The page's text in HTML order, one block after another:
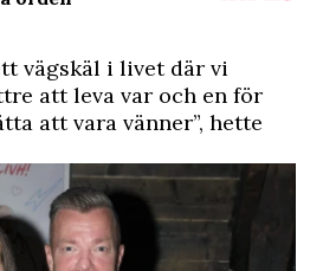
vägskäl i livet där vi
att leva var och en för
att vara vänner”, hette